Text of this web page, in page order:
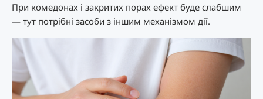
При комедонах і закритих порах ефект буде слабшим
— тут потрібні засоби з іншим механізмом дії.